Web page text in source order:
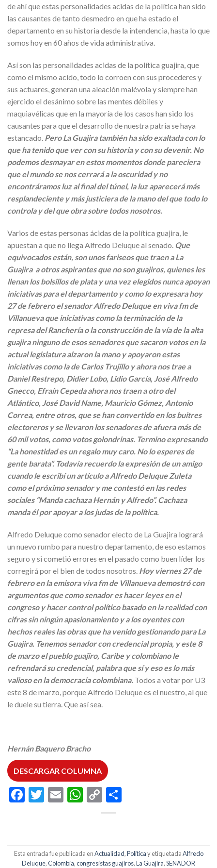
de ahí que estas personalidades acidas de la política han sido
las causantes de tanto desmedro en que ha estado el
departamento en su historia desde la intendencia, hasta lo que
somos hoy en 60 años de vida administrativa.
Así son las personalidades acidas de la política guajira, que
como el mismo acido, todo lo corroen con sus procederes y
sus actuares, generan una aleación malévola y siempre han
ejercido el desánimo sobre las mentes débiles y
maquiavélicas que en la mayoría de los casos han sido los
causantes para que el desarrollo de nuestra patria se haya
estancado. Pero La Guajira también ha sido exaltada con lo
que ha tenido que ver con su historia y con su devenir. No
podemos desmayar en estos momentos donde pareciera
que el mundo se nos cerrará a la oscuridad y no
encontráramos luz al final del túnel, la luz aparecerá más
resplandeciente y más justiciera de la mano del que todo lo
controla y del que obra sobre todos nosotros.
Varios de estas personas ácidas de la política guajira, le
apuestan a que no llega Alfredo Deluque al senado. Que
equivocados están, son unos fariseos que traen a La
Guajira a otros aspirantes que no son guajiros, quienes les
llenan los bolsillos de plata y una vez elegidos nunca apoyan
iniciativas para el departamento y como lo expresara hoy
27 de febrero el senador Alfredo Deluque en viva fm de
Villanueva que iniciativas como la terminación de la
represa del Ranchería o la construcción de la vía de la alta
guajira ninguno de esos senadores que sacaron votos en la
actual legislatura alzaron la mano y apoyaron estas
iniciativas como la de Carlos Trujillo y ahora nos trae a
Daniel Restrepo, Didier Lobo, Lidio García, José Alfredo
Gnecco, Efraín Cepeda ahora nos traen a otro del
Atlántico, José David Name, Mauricio Gómez, Antonio
Correa, entre otros, que se han convertido en los buitres
electoreros y se llevaron los senadores de afuera más de
60 mil votos, como votos golondrinas. Termino expresando
“La honestidad es un regalo muy caro. No lo esperes de
gente barata”. Todavía recuerdo la expresión de un amigo
cuando le escribí un artículo a Alfredo Deluque Zuleta
como el próximo senador y me contestó en las redes
sociales “Manda cachaza Hernán y Alfredo”. Cachaza
manda él por apoyar a los judas de la política.
Alfredo Deluque como senador electo de La Guajira logrará
un nuevo rumbo para nuestro departamento, de eso estamos
seguro y si cometió errores en el pasado como buen líder los
corregirá por el bien de todos nosotros. Hoy viernes 27 de
febrero en la emisora viva fm de Villanueva demostró con
argumentos que como senador es hacer leyes en el
congreso y hacer control político basado en la realidad con
cifras sin ningún apasionamiento y a los oyentes con
hechos reales las obras que ha venido gestionando para La
Guajira. Tenemos senador con credencial propia, y este 8
de marzo el pueblo guajiro, Caribe y colombiano le
refrendará su credencial, palabra que sí y eso es lo más
valioso en la democracia colombiana. Todos a votar por U3
este 8 de marzo, porque Alfredo Deluque es el nuestro, al que
le duele su tierra. Que así sea.
Hernán Baquero Bracho
DESCARGAR COLUMNA
Facebook
Twitter
EmailWhatsApp
Copy
Link
Esta entrada fue publicada enActualidad,Políticay etiquetadaAlfredo
Deluque,Colombia,congresistas guajiros,La Guajira,SENADOR